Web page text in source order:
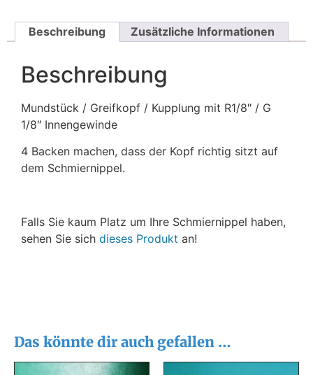
Beschreibung Zusätzliche Informationen
Beschreibung
Mundstück / Greifkopf / Kupplung mit R1/8″ / G
1/8″ Innengewinde
4 Backen machen, dass der Kopf richtig sitzt auf
dem Schmiernippel.
Falls Sie kaum Platz um Ihre Schmiernippel haben,
sehen Sie sich dieses Produkt an!
Das könnte dir auch gefallen …